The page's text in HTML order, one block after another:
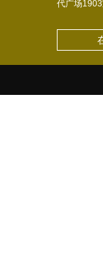
代广场